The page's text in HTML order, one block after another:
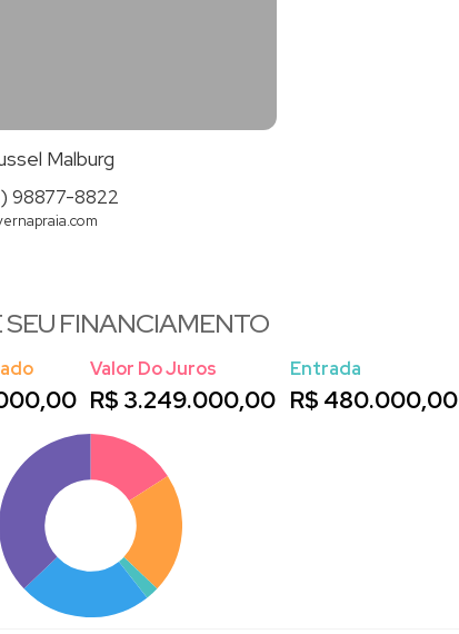
Malburg
98877-8822
SEU FINANCIAMENTO
Valor Do Juros
R$ 3.249.000,00
Entrada
R$ 480.000,00